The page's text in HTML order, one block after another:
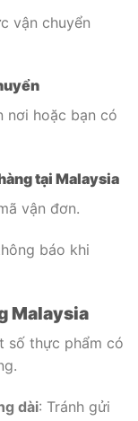
vận chuyển
nơi hoặc bạn có
tại Malaysia
vận đơn.
báo khi
Malaysia
số thực phẩm có
dài: Tránh gửi